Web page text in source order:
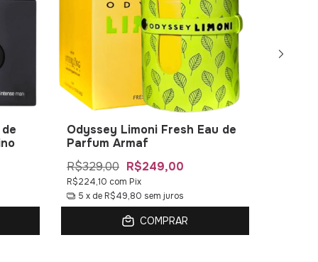
Odyssey Limoni Fresh Eau de
Parfum Armaf
R$329,00 R$249,00
R$224,10 com Pix
5 x de R$49,80 sem juros
COMPRAR